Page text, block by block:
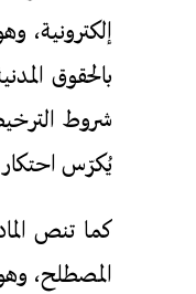
بالحقوق
شروط
يُكرّس احتكار